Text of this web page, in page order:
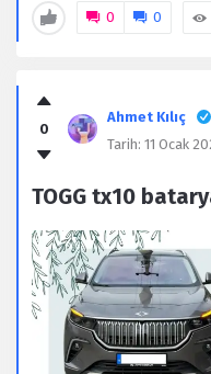
0 0
0
Ahmet Kılıç
Tarih: 11 Ocak
TOGG tx10